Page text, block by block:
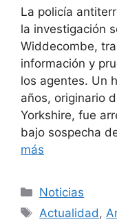
La policía
la investigación
Widdecombe,
información y
los agentes. Un
años, originario
Yorkshire, fue
bajo sospecha
más
Categorías
Noticias
Etiquetas
Actualidad ,